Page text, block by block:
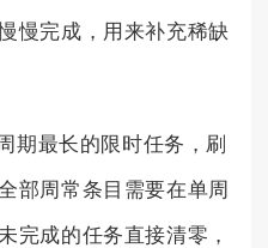
慢完成，用来补充稀缺
期最长的限时任务，刷
部周常条目需要在单周
完成的任务直接清零，